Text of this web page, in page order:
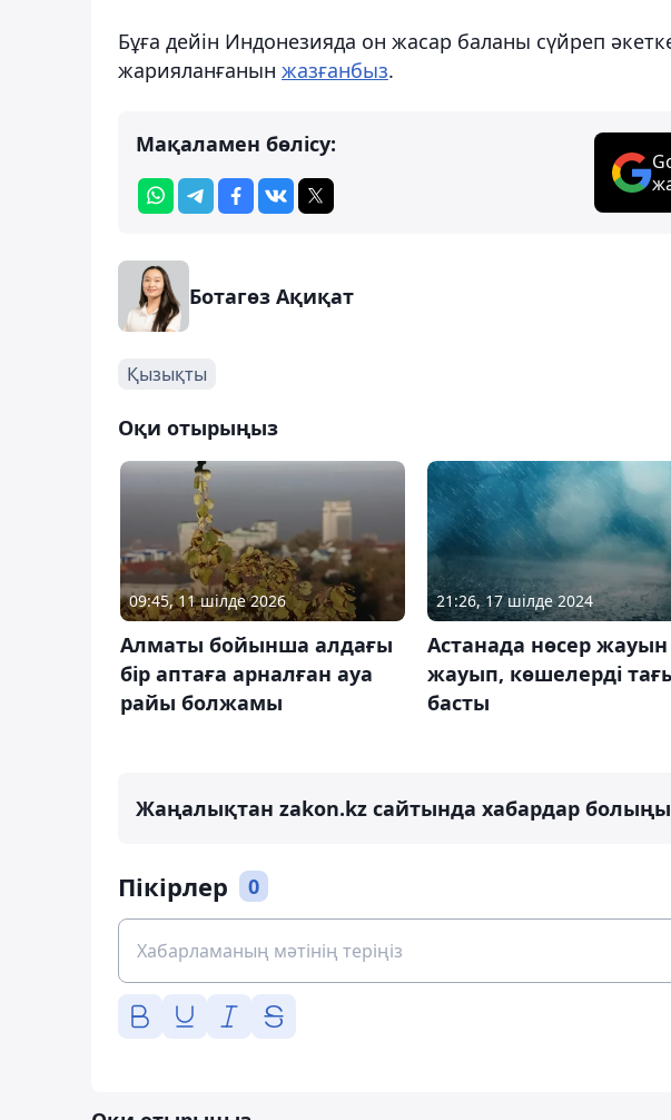
Бұға дейін Индонезияда он жасар баланы сүйреп
жарияланғанын жазғанбыз.
Мақаламен бөлісу:
Ботагөз Ақиқат
Қызықты
Оқи отырыңыз
09:45, 11 шілде 2026
Алматы бойынша алдағы
бір аптаға арналған ауа
райы болжамы
21:26, 17 шілде 2024
Астанада нөсер жауын
жауып, көшелерді
басты
Жаңалықтан zakon.kz сайтында хабардар
Пікірлер 0